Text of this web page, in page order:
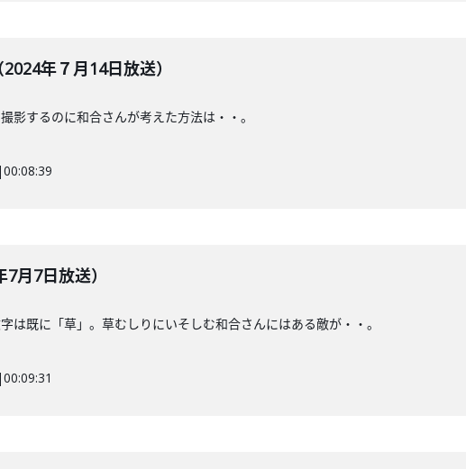
年７月14日放送）
影するのに和合さんが考えた方法は・・。
|00:08:39
月7日放送）
は既に「草」。草むしりにいそしむ和合さんにはある敵が・・。
|00:09:31